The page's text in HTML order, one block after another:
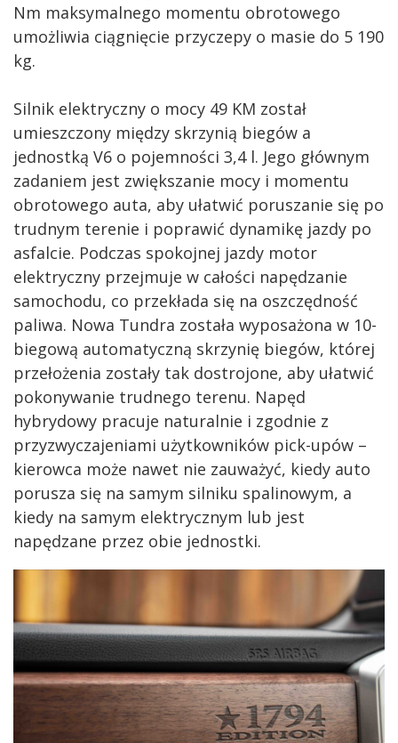
Nm maksymalnego momentu obrotowego
umożliwia ciągnięcie przyczepy o masie do 5 190
kg.
Silnik elektryczny o mocy 49 KM został
umieszczony między skrzynią biegów a
jednostką V6 o pojemności 3,4 l. Jego głównym
zadaniem jest zwiększanie mocy i momentu
obrotowego auta, aby ułatwić poruszanie się po
trudnym terenie i poprawić dynamikę jazdy po
asfalcie. Podczas spokojnej jazdy motor
elektryczny przejmuje w całości napędzanie
samochodu, co przekłada się na oszczędność
paliwa. Nowa Tundra została wyposażona w 10-
biegową automatyczną skrzynię biegów, której
przełożenia zostały tak dostrojone, aby ułatwić
pokonywanie trudnego terenu. Napęd
hybrydowy pracuje naturalnie i zgodnie z
przyzwyczajeniami użytkowników pick-upów –
kierowca może nawet nie zauważyć, kiedy auto
porusza się na samym silniku spalinowym, a
kiedy na samym elektrycznym lub jest
napędzane przez obie jednostki.